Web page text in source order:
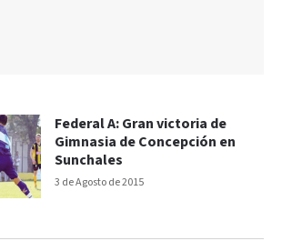
3 de Agosto de 2015
Federal A: Gran victoria de
Gimnasia de Concepción en
Sunchales